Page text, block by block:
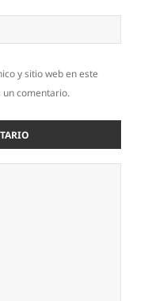
y sitio web en este
un comentario.